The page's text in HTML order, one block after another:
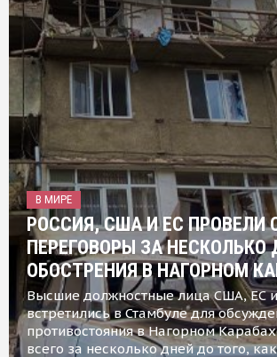
В МИРЕ
РОССИЯ, США И ЕС ПРОВЕЛИ
ПЕРЕГОВОРЫ ЗА НЕСКОЛЬКО
ОБОСТРЕНИЯ В НАГОРНОМ
Высшие должностные лица США, ЕС
встретились в Стамбуле для
противостояния в Нагорном
всего за несколько дней до того, как